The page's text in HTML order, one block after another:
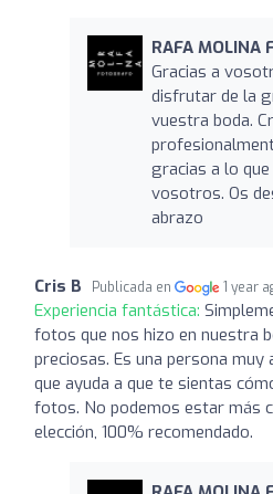
RAFA MOLINA
Gracias a
disfrutar de la
vuestra boda.
gracias a lo
vosotros. Os
abrazo
Cris B Publicada en 1 year
Experiencia fantástica:
fotos que nos hizo en nuestra
preciosas. Es una persona
que ayuda a que te sientas
fotos. No podemos estar más
elección, 100% recomendado.